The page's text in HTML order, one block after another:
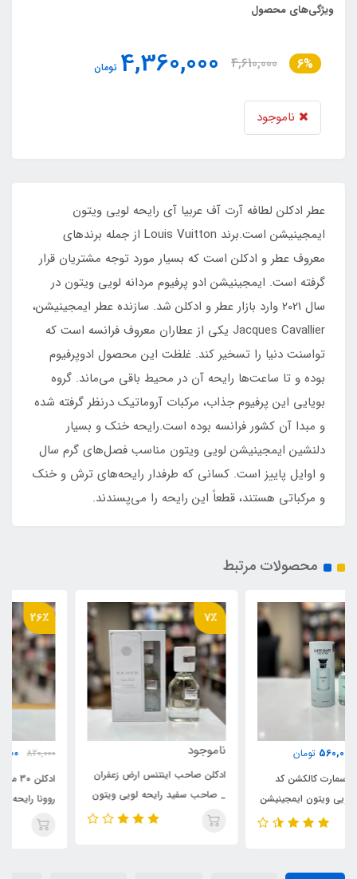
ویژگی‌های محصول
6%
4,610,000
4,360,000 تومان
ناموجود
عطر ادکلن لطافه آرت آف عربیا آی رایحه لویی ویتون
ایمجینیشن است.برند Louis Vuitton از جمله برندهای
معروف عطر و ادکلن است که بسیار مورد توجه مشتریان قرار
گرفته است. ایمجینیشن ادو پرفیوم مردانه لویی ویتون در
سال 2021 وارد بازار عطر و ادکلن شد. سازنده عطر ایمجینیشن،
Jacques Cavallier یکی از عطاران معروف فرانسه است که
تواسنت دنیا را تسخیر کند. غلظت این محصول ادوپرفیوم
بوده و تا ساعت‌ها رایحه آن در محیط باقی می‌ماند. گروه
بویایی این پرفیوم جذاب، مرکبات آروماتیک درنظر گرفته شده
و مبدا آن کشور فرانسه بوده است.رایحه خنک و بسیار
دلنشین ایمجینیشن لویی ویتون مناسب فصل‌های گرم سال
و اوایل پاییز است. کسانی ‌که طرفدار رایحه‌های ترش و خنک
و مرکباتی هستند، قطعاً این رایحه را می‌پسندند.
محصولات مرتبط
7٪
ناموجود
ادکلن صاحب اینتنس ارض زعفران
_ صاحب سفید رایحه لویی ویتون
ایمجینیشن _ ایمجنیشن(Saheb
26٪
ادکلن 30 میل روونا مدل ایمجن د
روونا رایحه لویی ویتون ایمجینیشن
_ ایمجنیشن ( IMAGINE D